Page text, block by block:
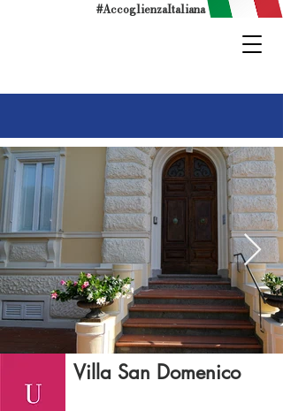
#AccoglienzaItaliana
Villa San Domenico